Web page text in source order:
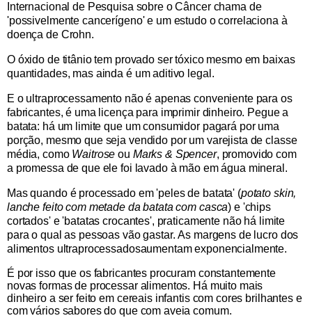
Internacional de Pesquisa sobre o Câncer chama de
'possivelmente cancerígeno' e um estudo o correlaciona à
doença de Crohn.
O óxido de titânio tem provado ser tóxico mesmo em baixas
quantidades, mas ainda é um aditivo legal.
E o ultraprocessamento não é apenas conveniente para os
fabricantes, é uma licença para imprimir dinheiro. Pegue a
batata: há um limite que um consumidor pagará por uma
porção, mesmo que seja vendido por um varejista de classe
média, como Waitrose ou Marks & Spencer, promovido com
a promessa de que ele foi lavado à mão em água mineral.
Mas quando é processado em 'peles de batata' (potato skin,
lanche feito com metade da batata com casca) e 'chips
cortados' e 'batatas crocantes', praticamente não há limite
para o qual as pessoas vão gastar. As margens de lucro dos
alimentos ultraprocessados ​​aumentam exponencialmente.
É por isso que os fabricantes procuram constantemente
novas formas de processar alimentos. Há muito mais
dinheiro a ser feito em cereais infantis com cores brilhantes e
com vários sabores do que com aveia comum.